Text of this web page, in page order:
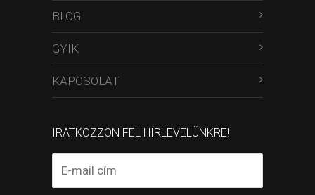
BLOG
GYIK
KAPCSOLAT
IRATKOZZON FEL HÍRLEVELÜNKRE!